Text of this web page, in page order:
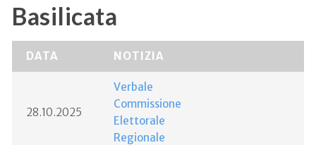
Basilicata
DATA NOTIZIA
28.10.2025
Verbale
Commissione
Elettorale
Regionale